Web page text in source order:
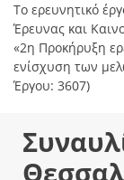
Το ερευνητικό
Έρευνας και
«2η Προκήρυξη
ενίσχυση των
Έργου: 3607)